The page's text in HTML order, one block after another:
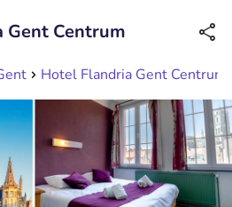
bis 23:00 Uhr (max 0,09€/Min)
Hotel Flandria Gent Centrum
Gent Centrum